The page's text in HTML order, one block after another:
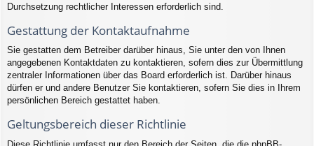
Durchsetzung rechtlicher Interessen erforderlich sind.
Gestattung der Kontaktaufnahme
Sie gestatten dem Betreiber darüber hinaus, Sie unter den von Ihnen
angegebenen Kontaktdaten zu kontaktieren, sofern dies zur Übermittlung
zentraler Informationen über das Board erforderlich ist. Darüber hinaus
dürfen er und andere Benutzer Sie kontaktieren, sofern Sie dies in Ihrem
persönlichen Bereich gestattet haben.
Geltungsbereich dieser Richtlinie